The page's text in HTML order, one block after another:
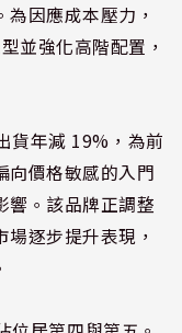
因應成本壓力，
並強化高階配置，
貨年減 19%，為前
向價格敏感的入門
響。該品牌正調整
逐步提升表現，